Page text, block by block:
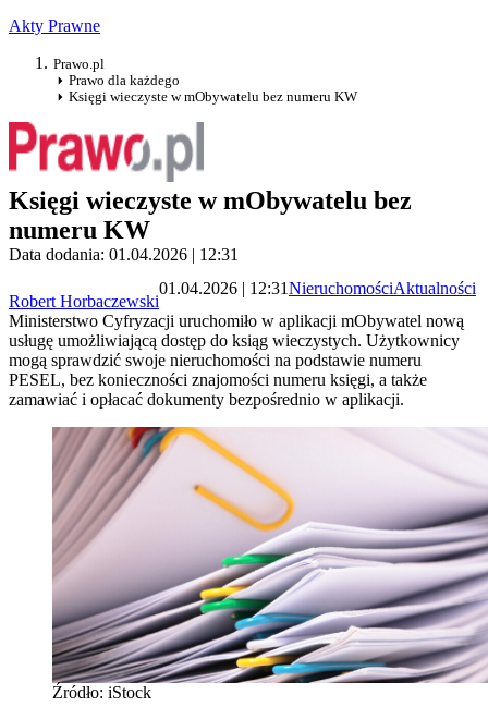
Akty Prawne
Prawo.pl
Prawo dla każdego
Księgi wieczyste w mObywatelu bez numeru KW
Księgi wieczyste w mObywatelu bez
numeru KW
Data dodania: 01.04.2026 | 12:31
Robert Horbaczewski
01.04.2026 | 12:31NieruchomościAktualności
Ministerstwo Cyfryzacji uruchomiło w aplikacji mObywatel nową
usługę umożliwiającą dostęp do ksiąg wieczystych. Użytkownicy
mogą sprawdzić swoje nieruchomości na podstawie numeru
PESEL, bez konieczności znajomości numeru księgi, a także
zamawiać i opłacać dokumenty bezpośrednio w aplikacji.
Źródło: iStock